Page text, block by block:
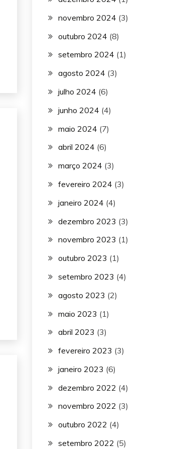
novembro 2024 (3)
outubro 2024 (8)
setembro 2024 (1)
agosto 2024 (3)
julho 2024 (6)
junho 2024 (4)
maio 2024 (7)
abril 2024 (6)
março 2024 (3)
fevereiro 2024 (3)
janeiro 2024 (4)
dezembro 2023 (3)
novembro 2023 (1)
outubro 2023 (1)
setembro 2023 (4)
agosto 2023 (2)
maio 2023 (1)
abril 2023 (3)
fevereiro 2023 (3)
janeiro 2023 (6)
dezembro 2022 (4)
novembro 2022 (3)
outubro 2022 (4)
setembro 2022 (5)